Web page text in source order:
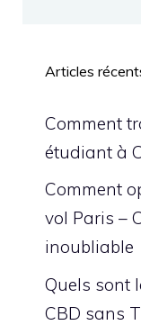
Articles
Comment
étudiant à
Comment
vol Paris –
inoubliable
Quels sont
CBD sans